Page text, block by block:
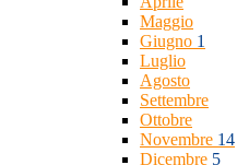
Maggio
Giugno 1
Luglio
Agosto
Settembre
Ottobre
Novembre 14
Dicembre 5